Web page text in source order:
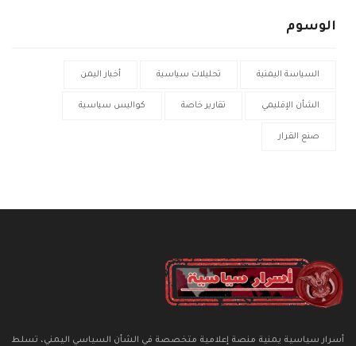
الوسوم
السياسة اليمنية تحليلات سياسية أخبار اليمن
الشأن الإقليمي تقارير خاصة كواليس سياسية
صنع القرار
أسرار سياسية يمنية منصة إعلامية متخصصة في الشأن السياسي اليمني، تسلط